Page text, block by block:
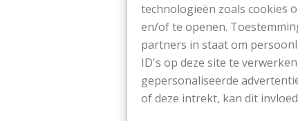
technologieën zoals cookies
en/of te openen.
partners in staat om
ID's op deze site te
gepersonaliseerde
of deze intrekt, kan dit
Tricotsteek
Ribbelsteek
Overige
1 Binnenkussen met